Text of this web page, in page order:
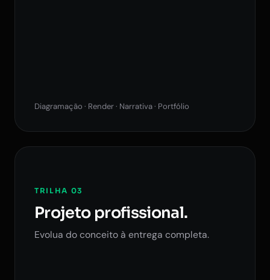
Diagramação · Render · Narrativa · Portfólio
TRILHA 03
Projeto profissional.
Evolua do conceito à entrega completa.